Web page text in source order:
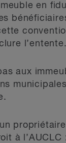
en
l’entente.
aux
à